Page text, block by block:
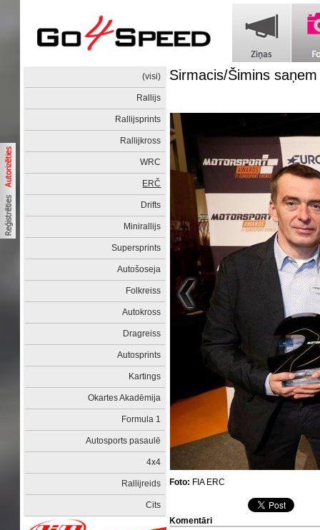
(visi)
Rallijs
Rallijsprints
Rallijkross
WRC
ERČ
Drifts
Minirallijs
Supersprints
Autošoseja
Folkreiss
Autokross
Dragreiss
Autosprints
Kartings
Okartes Akadēmija
Formula 1
Autosports pasaulē
4x4
Rallijreids
Cits
Sirmacis/Šimins
Foto: FIA ERC
Komentāri